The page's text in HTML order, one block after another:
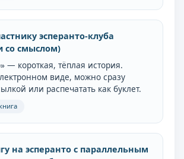
эсперанто-клуба
со смыслом)
— короткая, тёплая история.
виде, можно сразу
или распечатать как буклет.
на эсперанто с параллельным